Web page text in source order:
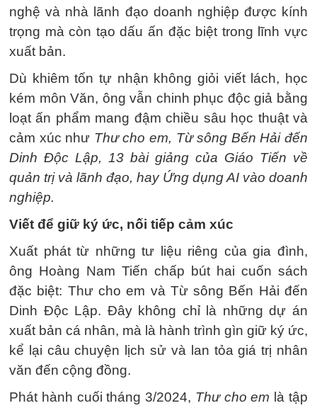
nghệ và nhà lãnh đạo doanh nghiệp được kính
trọng mà còn tạo dấu ấn đặc biệt trong lĩnh vực
xuất bản.
Dù khiêm tốn tự nhận không giỏi viết lách, học
kém môn Văn, ông vẫn chinh phục độc giả bằng
loạt ấn phẩm mang đậm chiều sâu học thuật và
cảm xúc như Thư cho em, Từ sông Bến Hải đến
Dinh Độc Lập, 13 bài giảng của Giáo Tiến về
quản trị và lãnh đạo, hay Ứng dụng AI vào doanh
nghiệp.
Viết để giữ ký ức, nối tiếp cảm xúc
Xuất phát từ những tư liệu riêng của gia đình,
ông Hoàng Nam Tiến chấp bút hai cuốn sách
đặc biệt: Thư cho em và Từ sông Bến Hải đến
Dinh Độc Lập. Đây không chỉ là những dự án
xuất bản cá nhân, mà là hành trình gìn giữ ký ức,
kể lại câu chuyện lịch sử và lan tỏa giá trị nhân
văn đến cộng đồng.
Phát hành cuối tháng 3/2024, Thư cho em là tập